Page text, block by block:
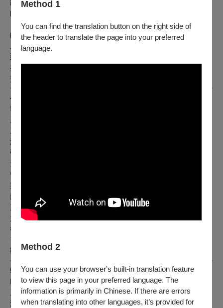
Method 1
You can find the translation button on the right side of
the header to translate the page into your preferred
language.
Method 2
You can use your browser's built-in translation feature
to view this page in your preferred language. The
information is primarily in Chinese. If there are errors
when translating into other languages, it’s provided for
的相遇，音樂跨過邊界與藩籬。
「承宗＆Roberto」金音獎最佳樂手班多鈕演奏家李承宗與金
曲獎常勝軍當代吉他大師Roberto Zayas 組成，在探戈音樂以
及皮亞佐拉的作品中開創出新的音樂視野。帶領聽眾遨遊阿根
廷感受探戈熱情風采。
共同主辦｜臺大藝文中心、巍聲國際藝術文化事業有限公司
贊助單位｜文化部
4/21（四）、4/22（五）系列節目三、四：世紀帝國古樂之
響：教堂、砲塔、廣場
系列三、4/21（四）19:30
系列四、4/22（五）19:30
演出｜微光古樂集The Glæm Ensemble Taiwan
張端庭／文藝復興高音蕭姆管
大下詩央Shio Ohshita／中世紀五弦提琴、文藝復興中音蕭姆
管
梁益彰／文藝復興木笛、次中音蕭姆管
蔣皓任／文藝復興低音管(Dulcian)、牧羊人風笛
王惟／中世紀響板、帝國繩鼓、歷史手鼓
主辦單位｜國立臺灣大學藝文中心
從城堡時代到帝王時代，宛如史詩的文藝復興時代古樂
引領你一覽古歐洲的市集、宮廷、主座教堂、堡壘、城塔、與
戰場
5/10（二） 系列節目五：《超擊親密 X 開箱沙龍》
NanaFormosa線上擊樂音樂會
系列五、5/10（二）19:30
演出者｜張育瑛／擊樂、鄭雅心／擊樂